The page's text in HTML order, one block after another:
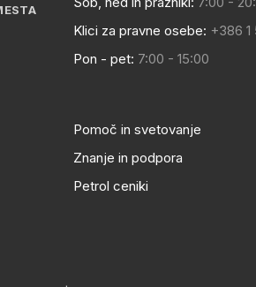
Klici za pravne osebe: +386
Pon - pet: 7:00 - 15:00
Pomoč in svetovanje
Znanje in podpora
Petrol ceniki